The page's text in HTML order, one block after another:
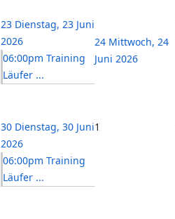
23 Dienstag, 23 Juni
2026
06:00pm Training
Läufer ...
24 Mittwoch, 24
Juni 2026
30 Dienstag, 30 Juni
2026
06:00pm Training
Läufer ...
1